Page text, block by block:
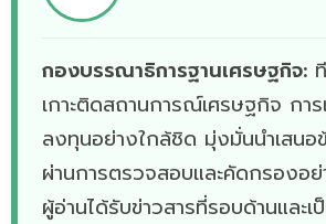
กองบรรณาธิการฐานเศรษฐกิจ:
เกาะติดสถานการณ์เศรษฐกิจ การ
ลงทุนอย่างใกล้ชิด มุ่งมั่นนำเสนอ
ผ่านการตรวจสอบและคัดกรองอ
ผู้อ่านได้รับข่าวสารที่รอบด้านและ